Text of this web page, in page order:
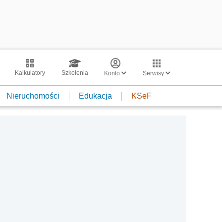
Kalkulatory Szkolenia Konto Serwisy
Nieruchomości Edukacja KSeF